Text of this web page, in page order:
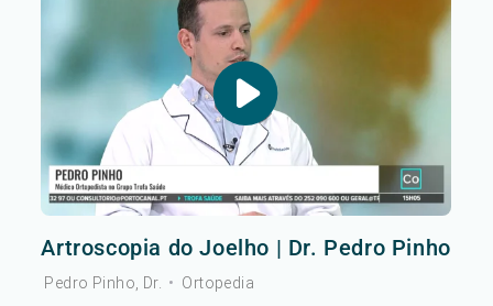
Artroscopia do Joelho | Dr. Pedro Pinho
Pedro Pinho, Dr. • Ortopedia